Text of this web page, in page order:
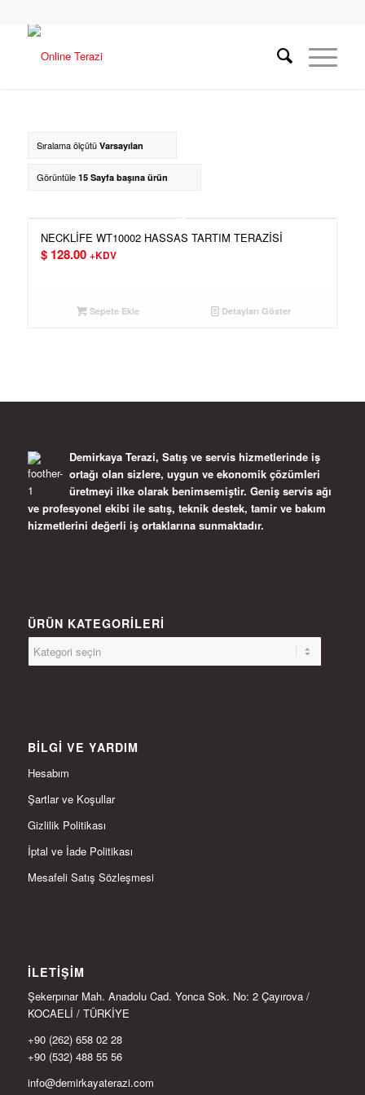
Sıralama ölçütü Varsayılan
Görüntüle 15 Sayfa başına ürün
NECKLİFE WT10002 HASSAS TARTIM TERAZİSİ
$128.00 +KDV
Sepete Ekle Detayları Göster
Demirkaya Terazi, Satış ve servis hizmetlerinde iş
ortağı olan sizlere, uygun ve ekonomik çözümleri
üretmeyi ilke olarak benimsemiştir. Geniş servis ağı
ve profesyonel ekibi ile satış, teknik destek, tamir ve bakım
hizmetlerini değerli iş ortaklarına sunmaktadır.
ÜRÜN KATEGORILERI
BILGI VE YARDIM
Hesabım
Şartlar ve Koşullar
Gizlilik Politikası
İptal ve İade Politikası
Mesafeli Satış Sözleşmesi
İLETIŞIM
Şekerpınar Mah. Anadolu Cad. Yonca Sok. No: 2 Çayırova /
KOCAELİ / TÜRKİYE
+90 (262) 658 02 28
+90 (532) 488 55 56
info@demirkayaterazi.com